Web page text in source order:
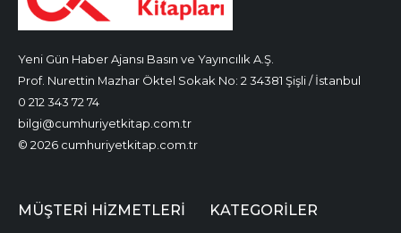
Yeni Gün Haber Ajansı Basın ve Yayıncılık A.Ş.
Prof. Nurettin Mazhar Öktel Sokak No: 2 34381 Şişli / İstanbul
0 212 343 72 74
bilgi@cumhuriyetkitap.com.tr
© 2026 cumhuriyetkitap.com.tr
MÜŞTERI HIZMETLERI KATEGORILER